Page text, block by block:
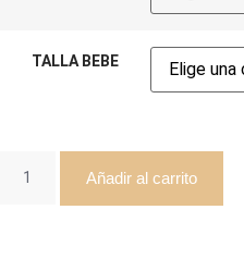
TALLA BEBE
Añadir al carrito